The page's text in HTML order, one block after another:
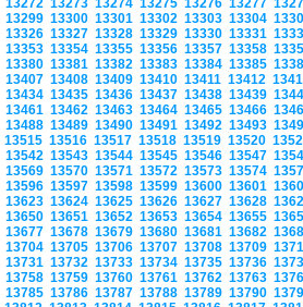
13272 13273 13274 13275 13276 13277
13299 13300 13301 13302 13303 13304
13326 13327 13328 13329 13330 13331
13353 13354 13355 13356 13357 13358
13380 13381 13382 13383 13384 13385
13407 13408 13409 13410 13411 13412
13434 13435 13436 13437 13438 13439
13461 13462 13463 13464 13465 13466
13488 13489 13490 13491 13492 13493
13515 13516 13517 13518 13519 13520
13542 13543 13544 13545 13546 13547
13569 13570 13571 13572 13573 13574
13596 13597 13598 13599 13600 13601
13623 13624 13625 13626 13627 13628
13650 13651 13652 13653 13654 13655
13677 13678 13679 13680 13681 13682
13704 13705 13706 13707 13708 13709
13731 13732 13733 13734 13735 13736
13758 13759 13760 13761 13762 13763
13785 13786 13787 13788 13789 13790